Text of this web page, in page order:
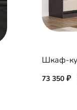
73 350